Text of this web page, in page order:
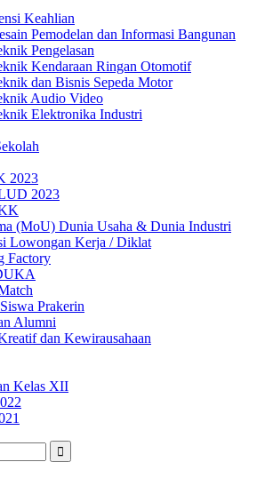
Keahlian
Pemodelan dan Informasi Bangunan
Pengelasan
Kendaraan Ringan Otomotif
dan Bisnis Sepeda Motor
Audio Video
Elektronika Industri
2023
2023
(MoU) Dunia Usaha & Dunia Industri
Lowongan Kerja / Diklat
Factory
Prakerin
Alumni
dan Kewirausahaan
Kelas XII